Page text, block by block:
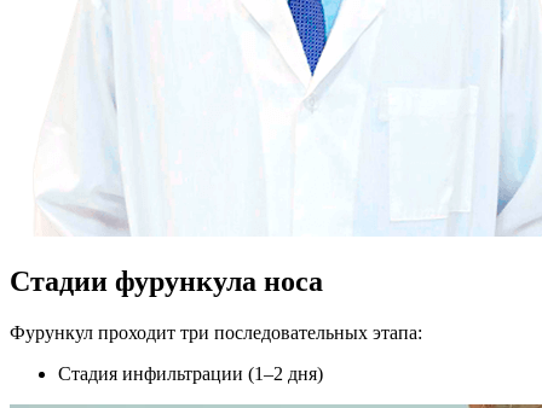
Стадии фурункула носа
Фурункул проходит три последовательных этапа:
Стадия инфильтрации (1–2 дня)